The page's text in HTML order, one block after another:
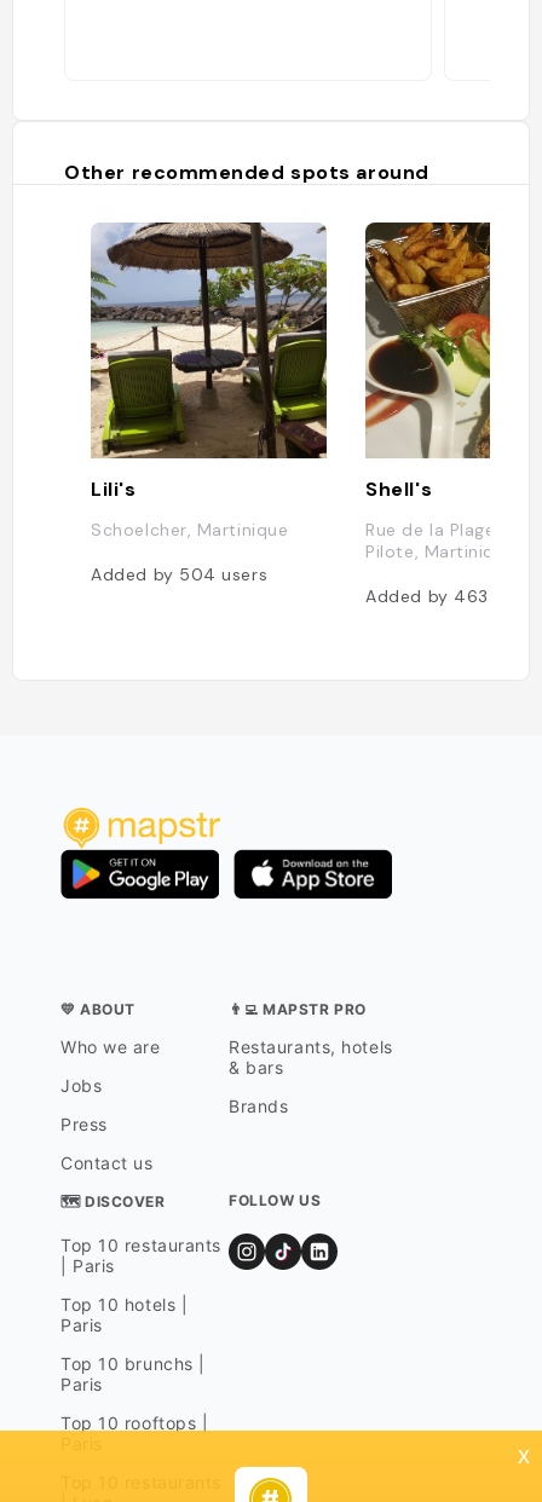
Other recommended spots around
Lili's
Schoelcher, Martinique
Added by 504users
Shell's
Rue de la Plage,
Pilote, Martinique
Added by 463
💛 ABOUT
Who we are
Jobs
Press
Contact us
👨‍💻 MAPSTR PRO
Restaurants, hotels
& bars
Brands
🗺 DISCOVER
Top 10 restaurants
| Paris
Top 10 hotels |
Paris
Top 10 brunchs |
Paris
Top 10 rooftops |
FOLLOW US
x